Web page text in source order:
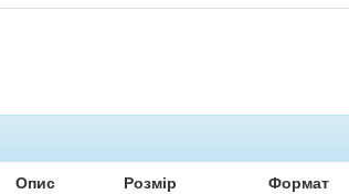
Опис Розмір
Формат